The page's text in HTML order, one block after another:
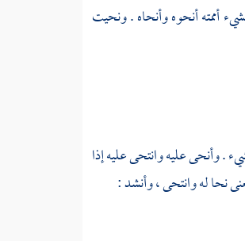
أممته أنحوه وأنحاه . ونحيت
. وأنحى عليه وانتحى عليه إذا
نحا له وانتحى ، وأنشد :